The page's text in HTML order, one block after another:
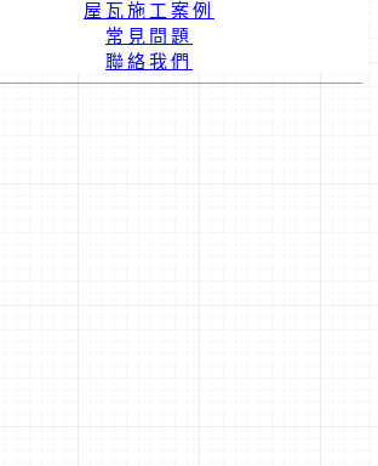
屋瓦施工案例
常見問題
聯絡我們